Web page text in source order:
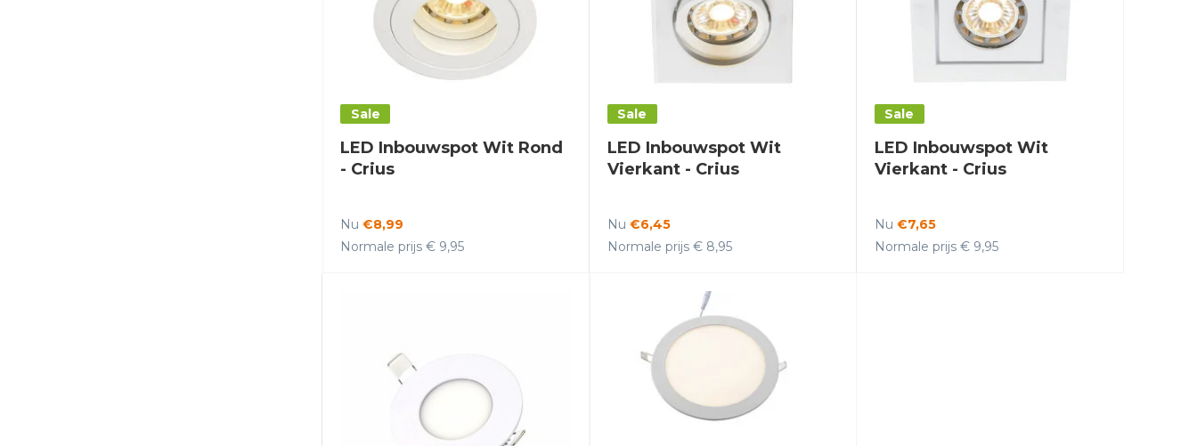
Sale
LED Inbouwspot Wit Rond
- Crius
Nu €8,99
Normale prijs € 9,95
Sale
LED Inbouwspot Wit
Vierkant - Crius
Nu €6,45
Normale prijs € 8,95
Sale
LED Inbouwspot Wit
Vierkant - Crius
Nu €7,65
Normale prijs € 9,95